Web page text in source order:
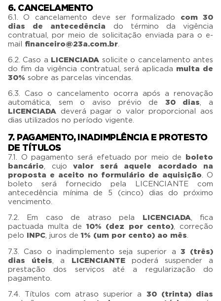
6. CANCELAMENTO
6.1. O cancelamento deve ser formalizado com 30
dias de antecedência do término da vigência
contratual, por meio de solicitação enviada para o e-
mail financeiro@23a.com.br.
6.2. Caso a LICENCIADA solicite o cancelamento antes
do fim da vigência contratual, será aplicada multa de
30% sobre as parcelas vincendas.
6.3. Caso o cancelamento ocorra após a renovação
automática, sem o aviso prévio de 30 dias, a
LICENCIADA deverá pagar o valor proporcional aos
dias utilizados no período vigente.
7. PAGAMENTO, INADIMPLÊNCIA E PROTESTO
DE TÍTULOS
7.1. O pagamento será efetuado por meio de boleto
bancário, cujo valor será aquele acordado na
proposta e aceito no formulário de aquisição. O
boleto será fornecido pela LICENCIANTE com
antecedência mínima de 5 (cinco) dias do próximo
vencimento.
7.2. Em caso de atraso pela LICENCIADA, fica
pactuada multa de10% (dez por cento), correção
pelo INPC, juros de1% (um por cento) ao mês.
7.3. Caso o inadimplemento seja superior a 3 (três)
dias úteis , a LICENCIANTEpoderá suspender a
prestação dos serviços até a regularização do
pagamento.
7.4. Títulos com atraso superior a 30 (trinta) dias